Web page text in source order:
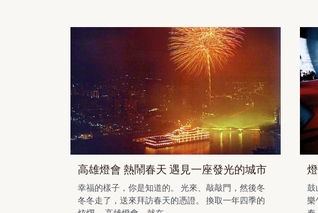
高雄燈會 熱鬧春天 遇見一座發光的城市
幸福的樣子，你是知道的。 光來、敲敲門，然後冬
冬冬走了，送來拜訪春天的憑證。 換取一年四季的
鼓
樂